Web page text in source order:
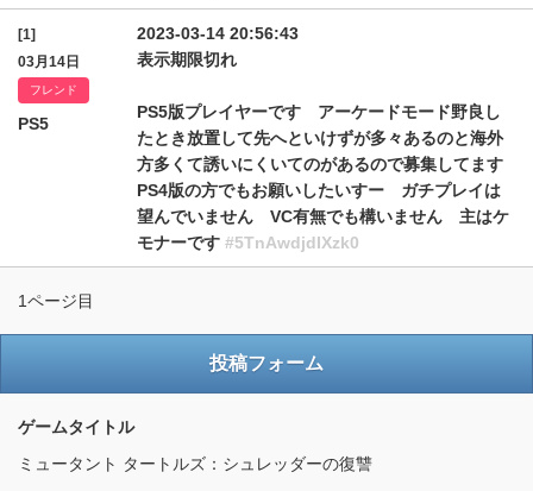
[1]
03月14日
フレンド
PS5
2023-03-14 20:56:43
表示期限切れ
PS5版プレイヤーです アーケードモード野良し
たとき放置して先へといけずが多々あるのと海外
方多くて誘いにくいてのがあるので募集してます
PS4版の方でもお願いしたいすー ガチプレイは
望んでいません VC有無でも構いません 主はケ
モナーです #5TnAwdjdIXzk0
1ページ目
投稿フォーム
ゲームタイトル
ミュータント タートルズ：シュレッダーの復讐